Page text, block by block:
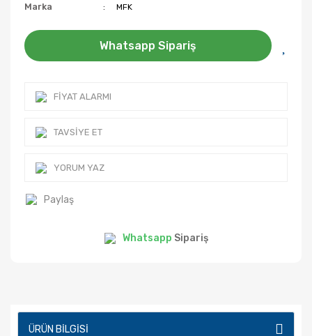
Marka MFK
Whatsapp Sipariş
FIYAT ALARMI
TAVSIYE ET
YORUM YAZ
Paylaş
Whatsapp Sipariş
ÜRÜN BILGISI